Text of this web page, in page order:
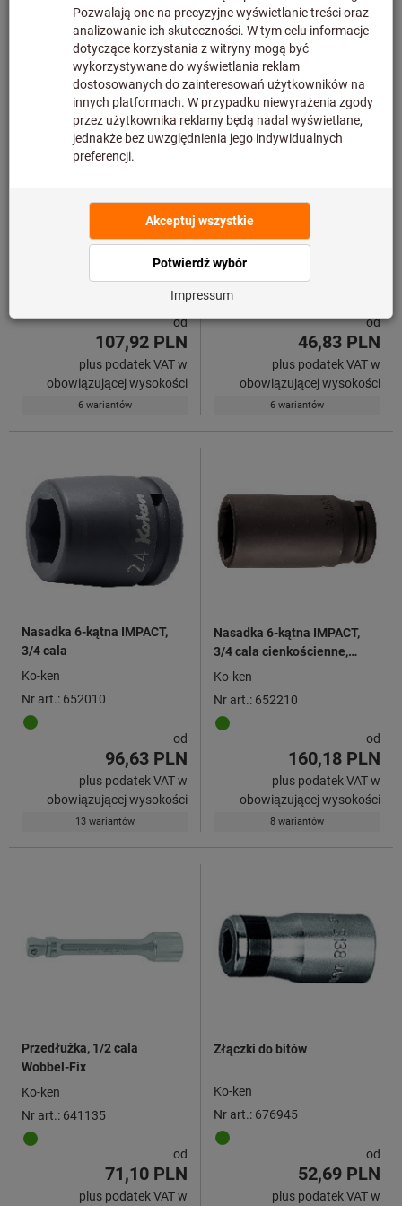
Nasadka wkrętakowa 6-
kątna IMPACT, 1/2 cala
Nr art.: 651301
od
107,92 PLN
plus podatek VAT w
obowiązującej wysokości
6 wariantów
Bit z kluczem nasadowym
IMPACT, 1/4 cala E 6,3 z
Ko-ken
Nr art.: 674267
od
46,83 PLN
plus podatek VAT w
obowiązującej wysokości
6 wariantów
Nasadka 6-kątna IMPACT,
3/4 cala
Ko-ken
Nr art.: 652010
od
96,63 PLN
plus podatek VAT w
obowiązującej wysokości
13 wariantów
Nasadka 6-kątna IMPACT,
3/4 cala cienkościenne,
długie
Ko-ken
Nr art.: 652210
od
160,18 PLN
plus podatek VAT w
obowiązującej wysokości
8 wariantów
Przedłużka, 1/2 cala
Wobbel-Fix
Ko-ken
Nr art.: 641135
od
71,10 PLN
plus podatek VAT w
Złączki do bitów
Ko-ken
Nr art.: 676945
od
52,69 PLN
plus podatek VAT w